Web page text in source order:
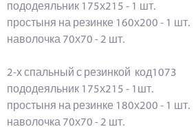
пододеяльник 175х215 - 1 шт.
простыня на резинке 160х200 - 1 шт.
наволочка 70х70 - 2 шт.
2-х спальный с резинкой код1073
пододеяльник 175х215 - 1шт.
простыня на резинке 180х200 - 1 шт.
наволочка 70х70 - 2 шт.